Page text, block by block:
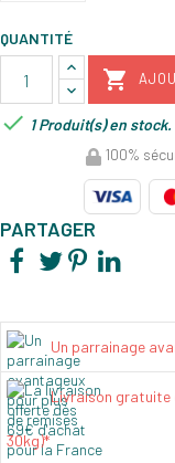
QUANTITÉ

 1 Produit(s) en stock.
100%
PARTAGER
Un parrainage
Livraison gratuite
30kg)*